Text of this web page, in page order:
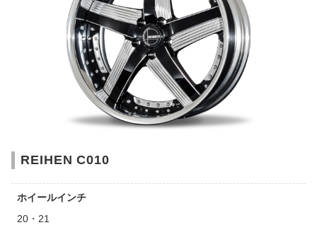
REIHEN C010
ホイールインチ
20・21